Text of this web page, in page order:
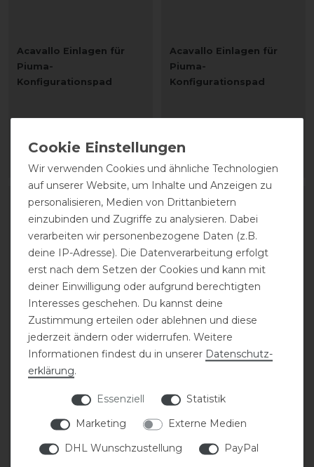
Acavallo Einlagen für
Piuma-
Konfigurationspad
ARTIKEL MERKEN
Acavallo Einlagen für
Piuma-
Konfigurationspad
ARTIKEL MERKEN
-10%
Konfigurationspad
statt 53,90 €
48,51 € *
-10%
Piuma-
statt 53,90 €
Wir verwenden Cookies und ähnliche Technologien
auf unserer Website, um Inhalte und Anzeigen zu
personalisieren, Medien von Drittanbietern
einzubinden und Zugriffe zu analysieren. Dabei
verarbeiten wir personenbezogene Daten (z.B.
deine IP-Adresse). Die Datenverarbeitung erfolgt
erst nach dem Setzen der Cookies und kann mit
deiner Einwilligung oder aufgrund berechtigten
Interesses geschehen. Du kannst deine
Zustimmung erteilen oder ablehnen und diese
jederzeit ändern oder widerrufen. Weitere
Informationen findest du in unserer Daten­schutz­
erklärung.
Essenziell
Statistik
Marketing
Externe Medien
DHL Wunschzustellung
PayPal